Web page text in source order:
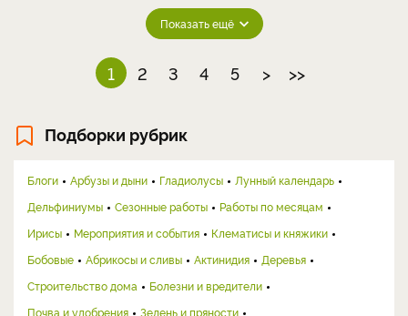
Показать ещё
1 2 3 4 5 > >>
Подборки рубрик
Блоги Арбузы и дыни Гладиолусы
Лунный календарь
Дельфиниумы
Сезонные работы
Работы по месяцам
Ирисы
Мероприятия и события
Клематисы и княжики
Бобовые
Абрикосы и сливы Актинидия
Деревья
Строительство дома
Болезни и вредители
Почва и удобрения
Зелень и пряности